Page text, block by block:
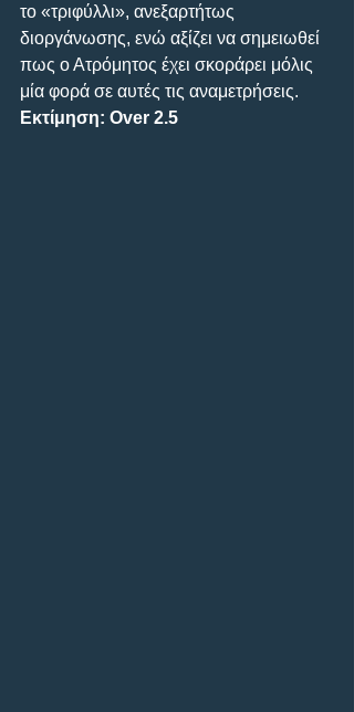
το «τριφύλλι», ανεξαρτήτως
διοργάνωσης, ενώ αξίζει να σημειωθεί
πως ο Ατρόμητος έχει σκοράρει μόλις
μία φορά σε αυτές τις αναμετρήσεις.
Εκτίμηση: Over 2.5